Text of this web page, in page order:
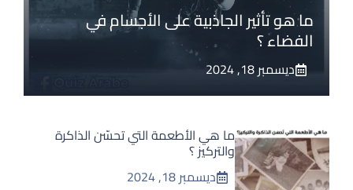
ما هو تأثير الجاذبية على الأجسام في
الفضاء ؟
ديسمبر 18, 2024
ما هي الأطعمة التي تحسّن الذاكرة
والتركيز ؟
ديسمبر 18, 2024